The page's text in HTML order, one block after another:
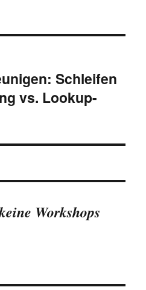
Schleifen
vs. Lookup-
Workshops